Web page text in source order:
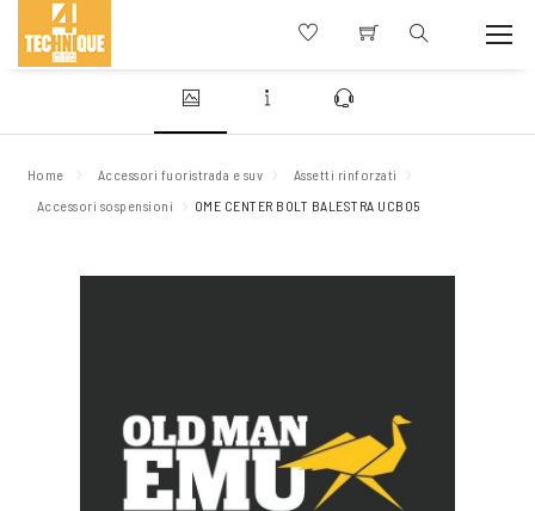
Home Accessori fuoristrada e suv
Assetti rinforzati
Accessori sospensioni
OME CENTER BOLT BALESTRA UCB05